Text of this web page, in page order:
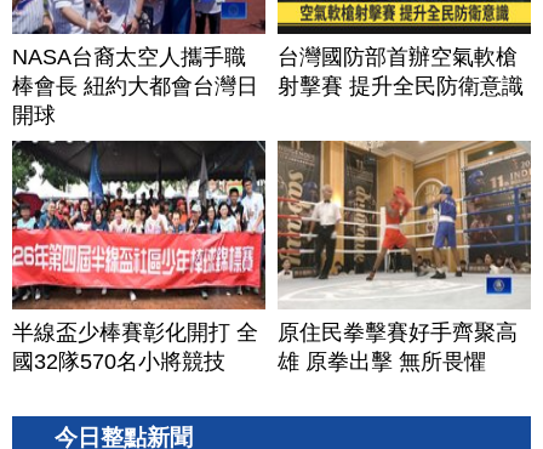
NASA台裔太空人攜手職
棒會長 紐約大都會台灣日
開球
台灣國防部首辦空氣軟槍
射擊賽 提升全民防衛意識
半線盃少棒賽彰化開打 全
國32隊570名小將競技
原住民拳擊賽好手齊聚高
雄 原拳出擊 無所畏懼
今日整點新聞